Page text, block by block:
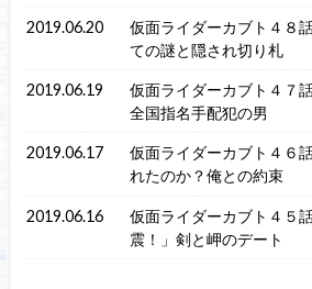
2019.06.20
仮面ライダーカブト４８
ての謎と隠され切り札
2019.06.19
仮面ライダーカブト４７
全国指名手配犯の男
2019.06.17
仮面ライダーカブト４６
れたのか？俺との約束
2019.06.16
仮面ライダーカブト４５
震！」剣と岬のデート